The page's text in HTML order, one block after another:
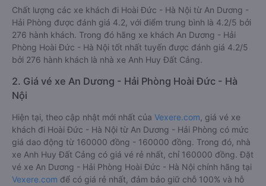
Chất lượng các xe khách đi Hoài Đức - Hà Nội từ An Dương -
Hải Phòng được đánh giá 4.2, với điểm trung bình là 4.2/5 bởi
276 hành khách. Trong đó hãng xe khách An Dương - Hải
Phòng Hoài Đức - Hà Nội tốt nhất tuyến được đánh giá 4.2/5
bởi 276 hành khách là nhà xe Anh Huy Đất Cảng.
2. Giá vé xe An Dương - Hải Phòng Hoài Đức - Hà
Nội
Hiện tại, theo cập nhật mới nhất của Vexere.com , giá vé xe
khách đi Hoài Đức - Hà Nội từ An Dương - Hải Phòng có mức
giá dao động từ 160000 đồng - 160000 đồng. Trong đó, nhà
xe Anh Huy Đất Cảng có giá vé rẻ nhất, chỉ 160000 đồng. Đặt
vé xe An Dương - Hải Phòng Hoài Đức - Hà Nội chính hãng tại
Vexere.com để có giá rẻ nhất, đảm bảo giữ chỗ 100% và hỗ